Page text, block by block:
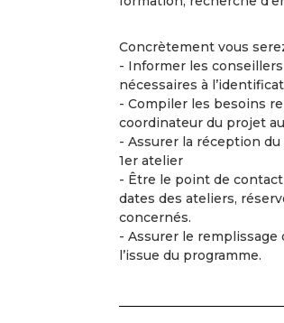
Concrètement vous
- Informer les
nécessaires à
- Compiler les besoins
coordinateur du projet
- Assurer la réception
1er atelier
- Être le point de
dates des ateliers,
concernés.
- Assurer le remplissage
l’issue du programme.